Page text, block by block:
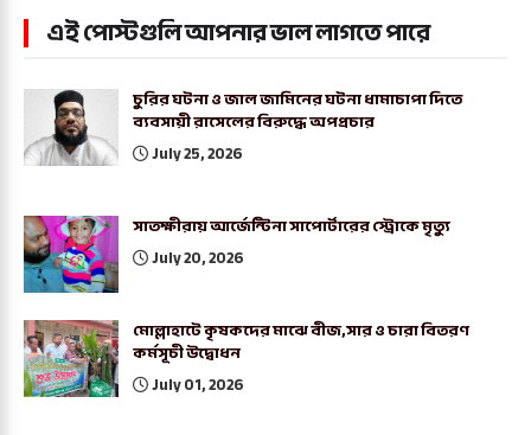
এই পোস্টগুলি আপনার ভাল লাগতে পারে
চুরির ঘটনা ও জাল জামিনের ঘটনা ধামাচাপা দিতে
ব্যবসায়ী রাসেলের বিরুদ্ধে অপপ্রচার
July 25, 2026
সাতক্ষীরায় আর্জেন্টিনা সাপোর্টারের স্ট্রোকে মৃত্যু
July 20, 2026
মোল্লাহাটে কৃষকদের মাঝে বীজ,সার ও চারা বিতরণ
কর্মসূচী উদ্বোধন
July 01, 2026